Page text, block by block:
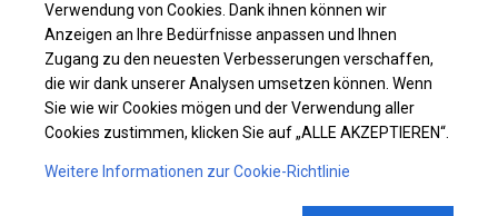
Plane ändern
KONSTRUKTION
Verwendung von Cookies. Dank ihnen können wir
Anzeigen an Ihre Bedürfnisse anpassen und Ihnen
Zugang zu den neuesten Verbesserungen verschaffen,
die wir dank unserer Analysen umsetzen können. Wenn
Sie wie wir Cookies mögen und der Verwendung aller
Cookies zustimmen, klicken Sie auf „ALLE AKZEPTIEREN“.
Weitere Informationen zur Cookie-Richtlinie